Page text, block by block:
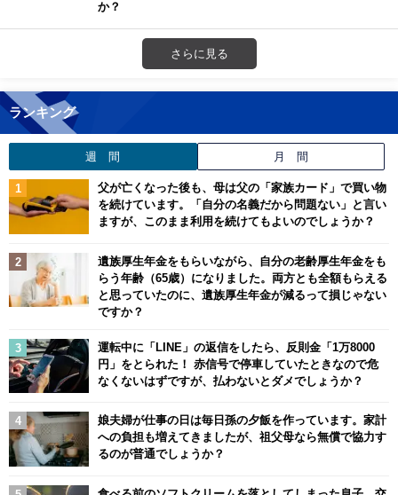
か？
さらに見る
ランキング
週 間 月 間
父が亡くなった後も、母は父の「家族カード」で買い物
を続けています。「自分の名義だから問題ない」と言い
ますが、このまま利用を続けてもよいのでしょうか？
遺族厚生年金をもらいながら、自分の老齢厚生年金をも
らう年齢（65歳）になりました。両方とも全額もらえる
と思っていたのに、遺族厚生年金が減るって損じゃない
ですか？
運転中に「LINE」の返信をしたら、反則金「1万8000
円」をとられた！ 赤信号で停車していたときなので危
なくないはずですが、払わないとダメでしょうか？
娘夫婦が仕事の日は毎日孫の夕飯を作っています。家計
への負担も増えてきましたが、祖父母なら無償で協力す
るのが普通でしょうか？